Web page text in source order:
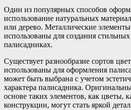
Один из популярных способов
использование натуральных
или дерево. Металлические
использованы для создания
палисадниках.
Существует разнообразие сортов
использованы для оформления
может быть выбрана с учетом
характера палисадника.
основе таких элементов, как цветы,
конструкции, могут стать яркой